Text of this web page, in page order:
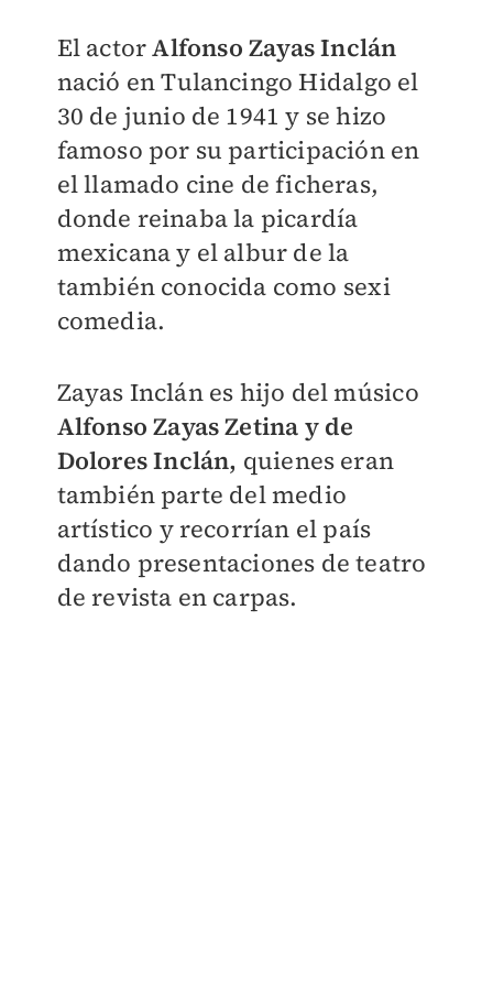
El actorAlfonso Zayas Inclán
nació en Tulancingo Hidalgo el
30 de junio de 1941 y se hizo
famoso por su participación en
el llamado cine de ficheras,
donde reinaba la picardía
mexicana y el albur de la
también conocida como sexi
comedia.
Zayas Inclán es hijo del músico
Alfonso Zayas Zetina y de
Dolores Inclán, quienes eran
también parte del medio
artístico y recorrían el país
dando presentaciones de teatro
de revista en carpas.